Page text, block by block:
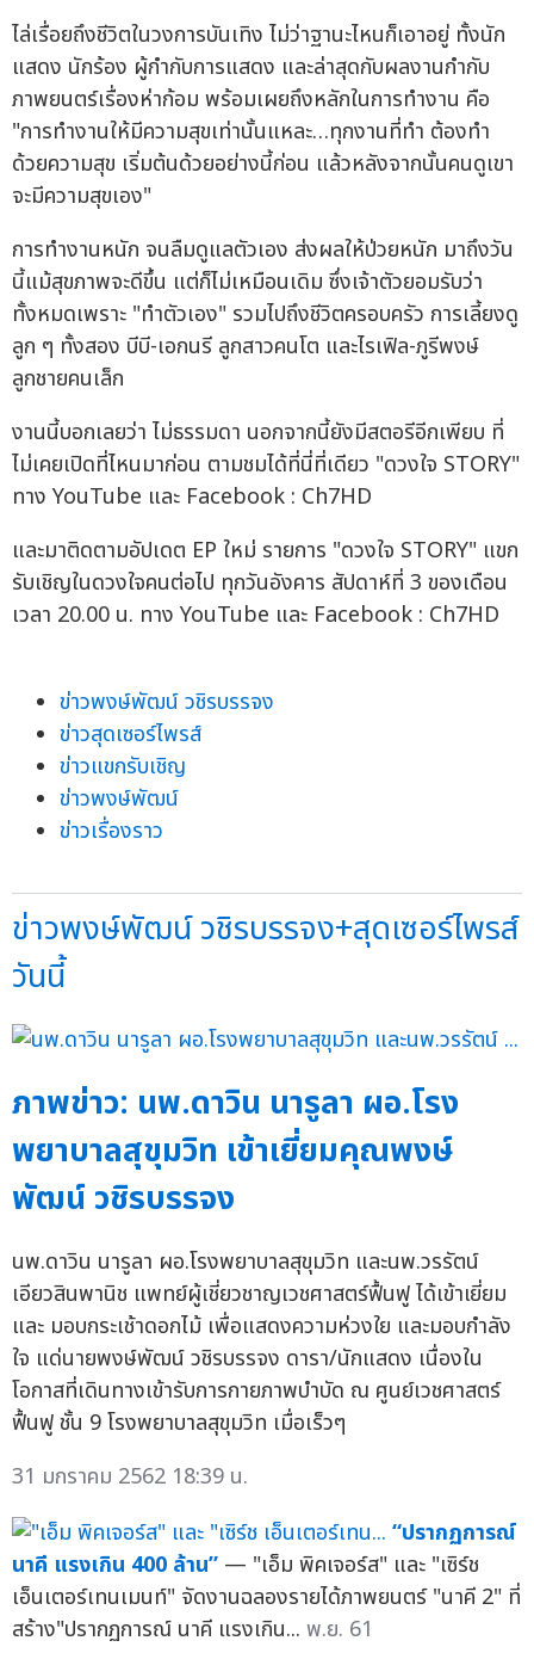
ไล่เรื่อยถึงชีวิตในวงการบันเทิง ไม่ว่าฐานะไหนก็เอาอยู่ ทั้งนัก
แสดง นักร้อง ผู้กำกับการแสดง และล่าสุดกับผลงานกำกับ
ภาพยนตร์เรื่องห่าก้อม พร้อมเผยถึงหลักในการทำงาน คือ
"การทำงานให้มีความสุขเท่านั้นแหละ…ทุกงานที่ทำ ต้องทำ
ด้วยความสุข เริ่มต้นด้วยอย่างนี้ก่อน แล้วหลังจากนั้นคนดูเขา
จะมีความสุขเอง"
การทำงานหนัก จนลืมดูแลตัวเอง ส่งผลให้ป่วยหนัก มาถึงวัน
นี้แม้สุขภาพจะดีขึ้น แต่ก็ไม่เหมือนเดิม ซึ่งเจ้าตัวยอมรับว่า
ทั้งหมดเพราะ "ทำตัวเอง" รวมไปถึงชีวิตครอบครัว การเลี้ยงดู
ลูก ๆ ทั้งสอง บีบี-เอกนรี ลูกสาวคนโต และไรเฟิล-ภูรีพงษ์
ลูกชายคนเล็ก
งานนี้บอกเลยว่า ไม่ธรรมดา นอกจากนี้ยังมีสตอรีอีกเพียบ ที่
ไม่เคยเปิดที่ไหนมาก่อน ตามชมได้ที่นี่ที่เดียว "ดวงใจ STORY"
ทาง YouTube และ Facebook : Ch7HD
และมาติดตามอัปเดต EP ใหม่ รายการ "ดวงใจ STORY" แขก
รับเชิญในดวงใจคนต่อไป ทุกวันอังคาร สัปดาห์ที่ 3 ของเดือน
เวลา 20.00 น. ทาง YouTube และ Facebook : Ch7HD
ข่าวพงษ์พัฒน์ วชิรบรรจง
ข่าวสุดเซอร์ไพรส์
ข่าวแขกรับเชิญ
ข่าวพงษ์พัฒน์
ข่าวเรื่องราว
ข่าวพงษ์พัฒน์ วชิรบรรจง+สุดเซอร์ไพรส์
วันนี้
ภาพข่าว: นพ.ดาวิน นารูลา ผอ.โรง
พยาบาลสุขุมวิท เข้าเยี่ยมคุณพงษ์
พัฒน์ วชิรบรรจง
นพ.ดาวิน นารูลา ผอ.โรงพยาบาลสุขุมวิท และนพ.วรรัตน์
เอียวสินพานิช แพทย์ผู้เชี่ยวชาญเวชศาสตร์ฟื้นฟู ได้เข้าเยี่ยม
และ มอบกระเช้าดอกไม้ เพื่อแสดงความห่วงใย และมอบกำลัง
ใจ แด่นายพงษ์พัฒน์ วชิรบรรจง ดารา/นักแสดง เนื่องใน
โอกาสที่เดินทางเข้ารับการกายภาพบำบัด ณ ศูนย์เวชศาสตร์
ฟื้นฟู ชั้น 9 โรงพยาบาลสุขุมวิท เมื่อเร็วๆ
31 มกราคม 2562 18:39 น.
“ปรากฏการณ์
นาคี แรงเกิน 400 ล้าน” — "เอ็ม พิคเจอร์ส" และ "เซิร์ช
เอ็นเตอร์เทนเมนท์" จัดงานฉลองรายได้ภาพยนตร์ "นาคี 2" ที่
สร้าง"ปรากฏการณ์ นาคี แรงเกิน... พ.ย. 61